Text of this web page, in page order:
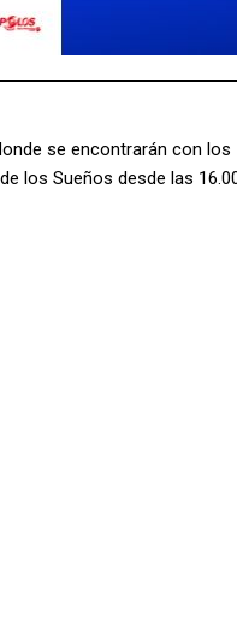
se encontrarán con los
los Sueños desde las